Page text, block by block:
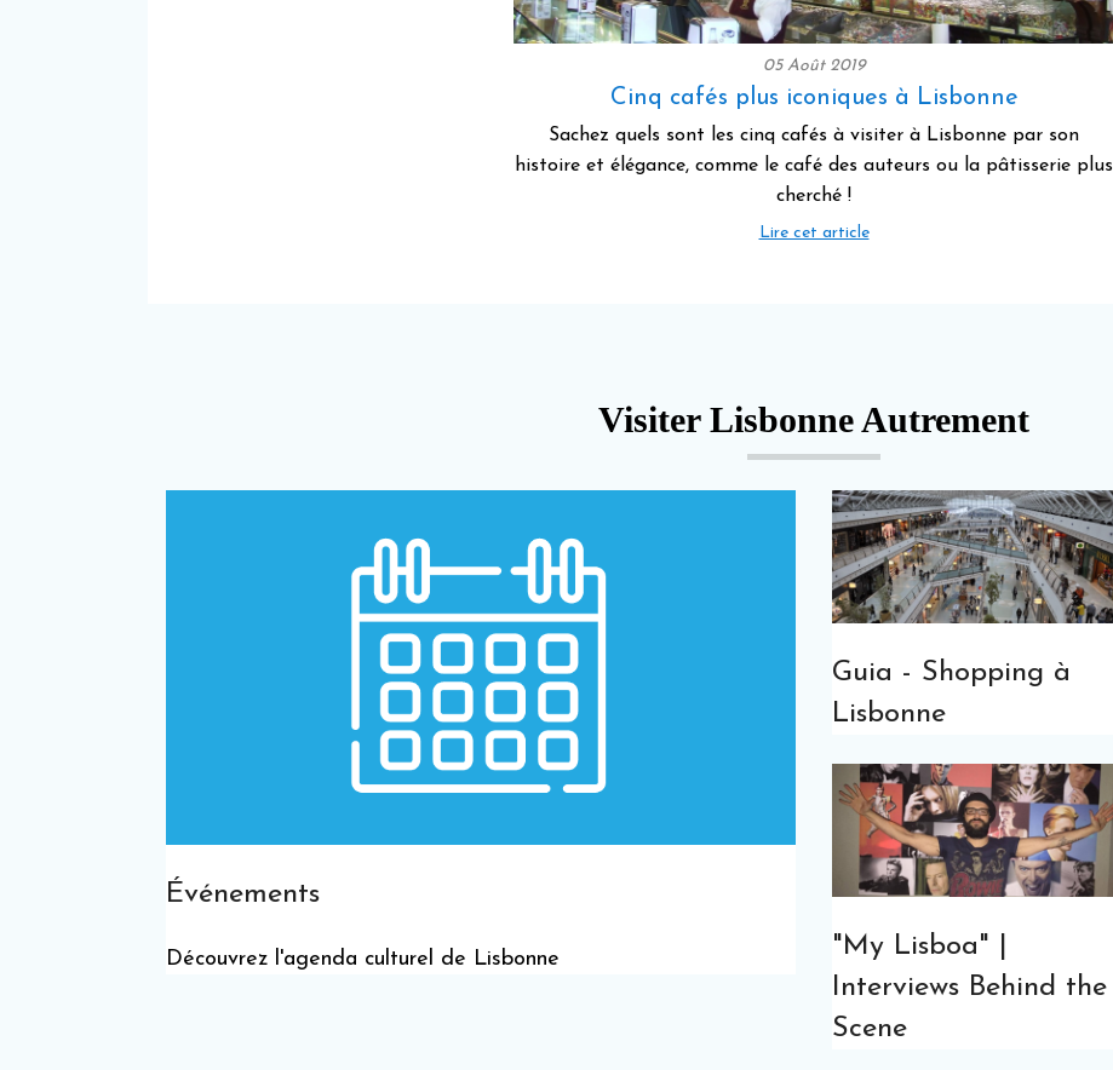
05 Août 2019
Cinq cafés plus iconiques à Lisbonne
Sachez quels sont les cinq cafés à visiter à Lisbonne par son
histoire et élégance, comme le café des auteurs ou la pâtisserie plus
cherché !
Lire cet article
Visiter Lisbonne Autrement
Événements
Découvrez l'agenda culturel de Lisbonne
Guia - Shopping à
Lisbonne
"My Lisboa" |
Interviews Behind the
Scene